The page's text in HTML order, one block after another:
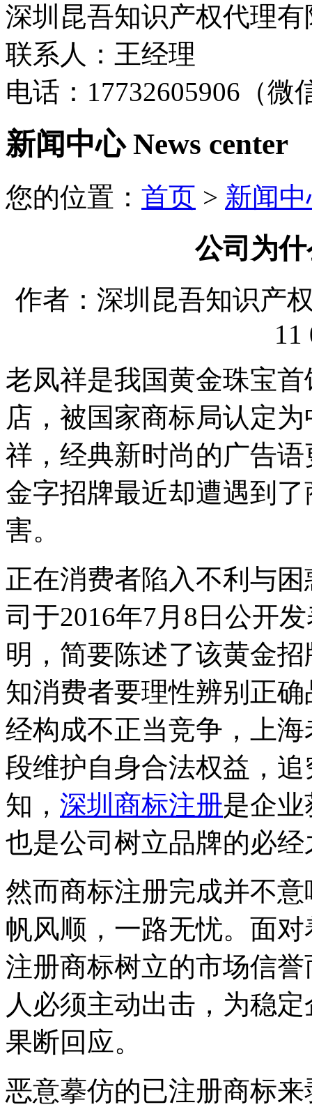
深圳昆吾知识产权代理有
联系人：王经理
电话：17732605906（微
新闻中心News center
您的位置： 首页 > 新闻
公司为
作者：深圳昆吾知识产
11
老凤祥是我国黄金珠宝
店，被国家商标局认定
祥，经典新时尚的广告
金字招牌最近却遭遇到
害。
正在消费者陷入不利与
司于2016年7月8日公开
明，简要陈述了该黄金
知消费者要理性辨别正
经构成不正当竞争，上
段维护自身合法权益，
知， 深圳商标注册是企
也是公司树立品牌的必经
然而商标注册完成并不
帆风顺，一路无忧。面
注册商标树立的市场信
人必须主动出击，为稳
果断回应。
恶意摹仿的已注册商标